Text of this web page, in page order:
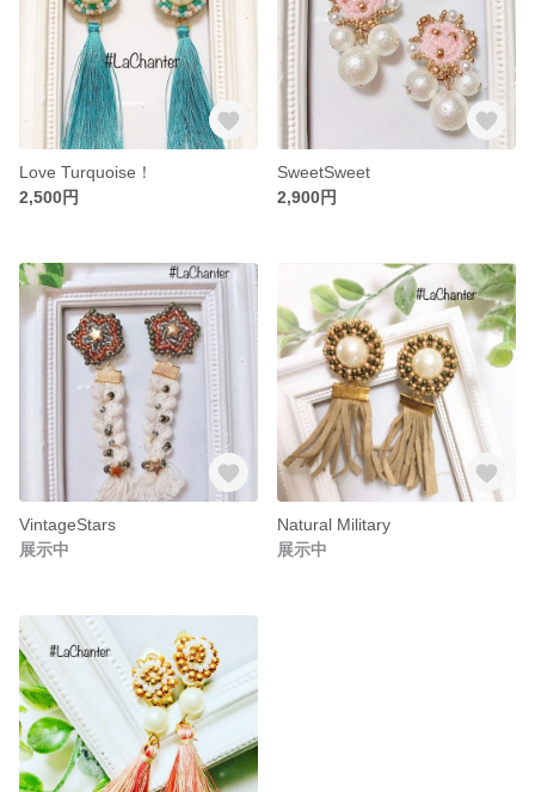
Love Turquoise！
2,500円
SweetSweet
2,900円
VintageStars
展示中
Natural Military
展示中